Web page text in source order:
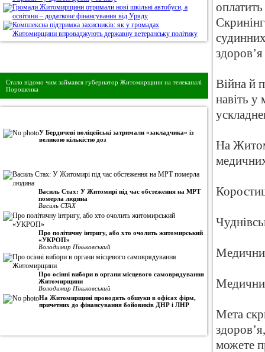
Стало відомо чим займався губернатор Житомирщини на телеканалі
Порошенка
У Бердичеві поліцейські затримали «закладчика» із
великою кількістю доз
Василь Стах: У Житомирі під час обстеження на МРТ
померла людина
Василь СТАХ
Про політичну інтригу, або хто очолить житомирський
«УКРОП»
Володимир Піньковський
Про осінні вибори в органи місцевого самоврядування
Житомирщини
Володимир Піньковський
На Житомирщині проводять обшуки в офісах фірм,
причетних до фінансування бойовиків ДНР і ЛНР
Війна й
навіть
На
Мета
можете